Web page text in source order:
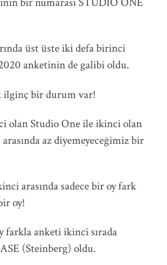
üst üste iki defa birinci
anketinin de galibi oldu.
ilginç bir durum var!
olan Studio One ile ikinci olan
az diyemeyeceğimiz bir
arasında sadece bir oy fark
oy!
farkla anketi ikinci sırada
(Steinberg) oldu.